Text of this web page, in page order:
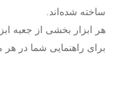
ساخته شده‌اند.
هر ابزار بخشی از جعبه
برای راهنمایی شما در